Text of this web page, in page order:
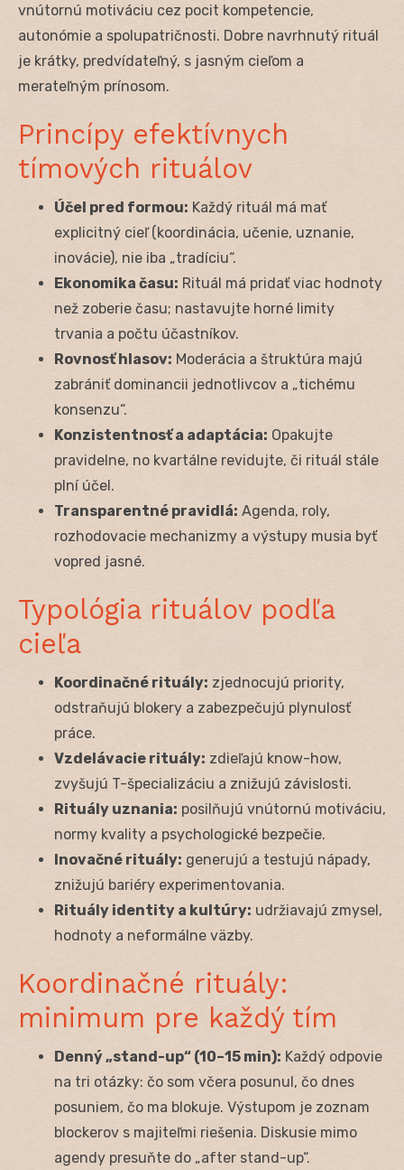
vnútornú motiváciu cez pocit kompetencie,
autonómie a spolupatričnosti. Dobre navrhnutý rituál
je krátky, predvídateľný, s jasným cieľom a
merateľným prínosom.
Princípy efektívnych
tímových rituálov
Účel pred formou: Každý rituál má mať
explicitný cieľ (koordinácia, učenie, uznanie,
inovácie), nie iba „tradíciu“.
Ekonomika času: Rituál má pridať viac hodnoty
než zoberie času; nastavujte horné limity
trvania a počtu účastníkov.
Rovnosť hlasov: Moderácia a štruktúra majú
zabrániť dominancii jednotlivcov a „tichému
konsenzu“.
Konzistentnosť a adaptácia: Opakujte
pravidelne, no kvartálne revidujte, či rituál stále
plní účel.
Transparentné pravidlá: Agenda, roly,
rozhodovacie mechanizmy a výstupy musia byť
vopred jasné.
Typológia rituálov podľa
cieľa
Koordinačné rituály: zjednocujú priority,
odstraňujú blokery a zabezpečujú plynulosť
práce.
Vzdelávacie rituály: zdieľajú know-how,
zvyšujú T-špecializáciu a znižujú závislosti.
Rituály uznania: posilňujú vnútornú motiváciu,
normy kvality a psychologické bezpečie.
Inovačné rituály: generujú a testujú nápady,
znižujú bariéry experimentovania.
Rituály identity a kultúry: udržiavajú zmysel,
hodnoty a neformálne väzby.
Koordinačné rituály:
minimum pre každý tím
Denný „stand-up“ (10–15 min): Každý odpovie
na tri otázky: čo som včera posunul, čo dnes
posuniem, čo ma blokuje. Výstupom je zoznam
blockerov s majiteľmi riešenia. Diskusie mimo
agendy presuňte do „after stand-up“.